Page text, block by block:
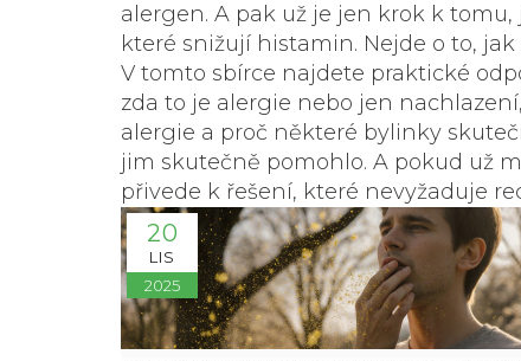
alergen. A pak už je jen krok k
které snižují histamin. Nejde o to,
V tomto sbírce najdete praktické
zda to je alergie nebo jen
alergie a proč některé bylinky
jim skutečně pomohlo. A pokud už
přivede k řešení, které nevyžaduje
20
LIS
2025